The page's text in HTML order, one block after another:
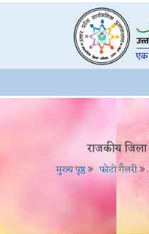
राजकीय
मुख्य पृष्ठ फोटो गैलरी